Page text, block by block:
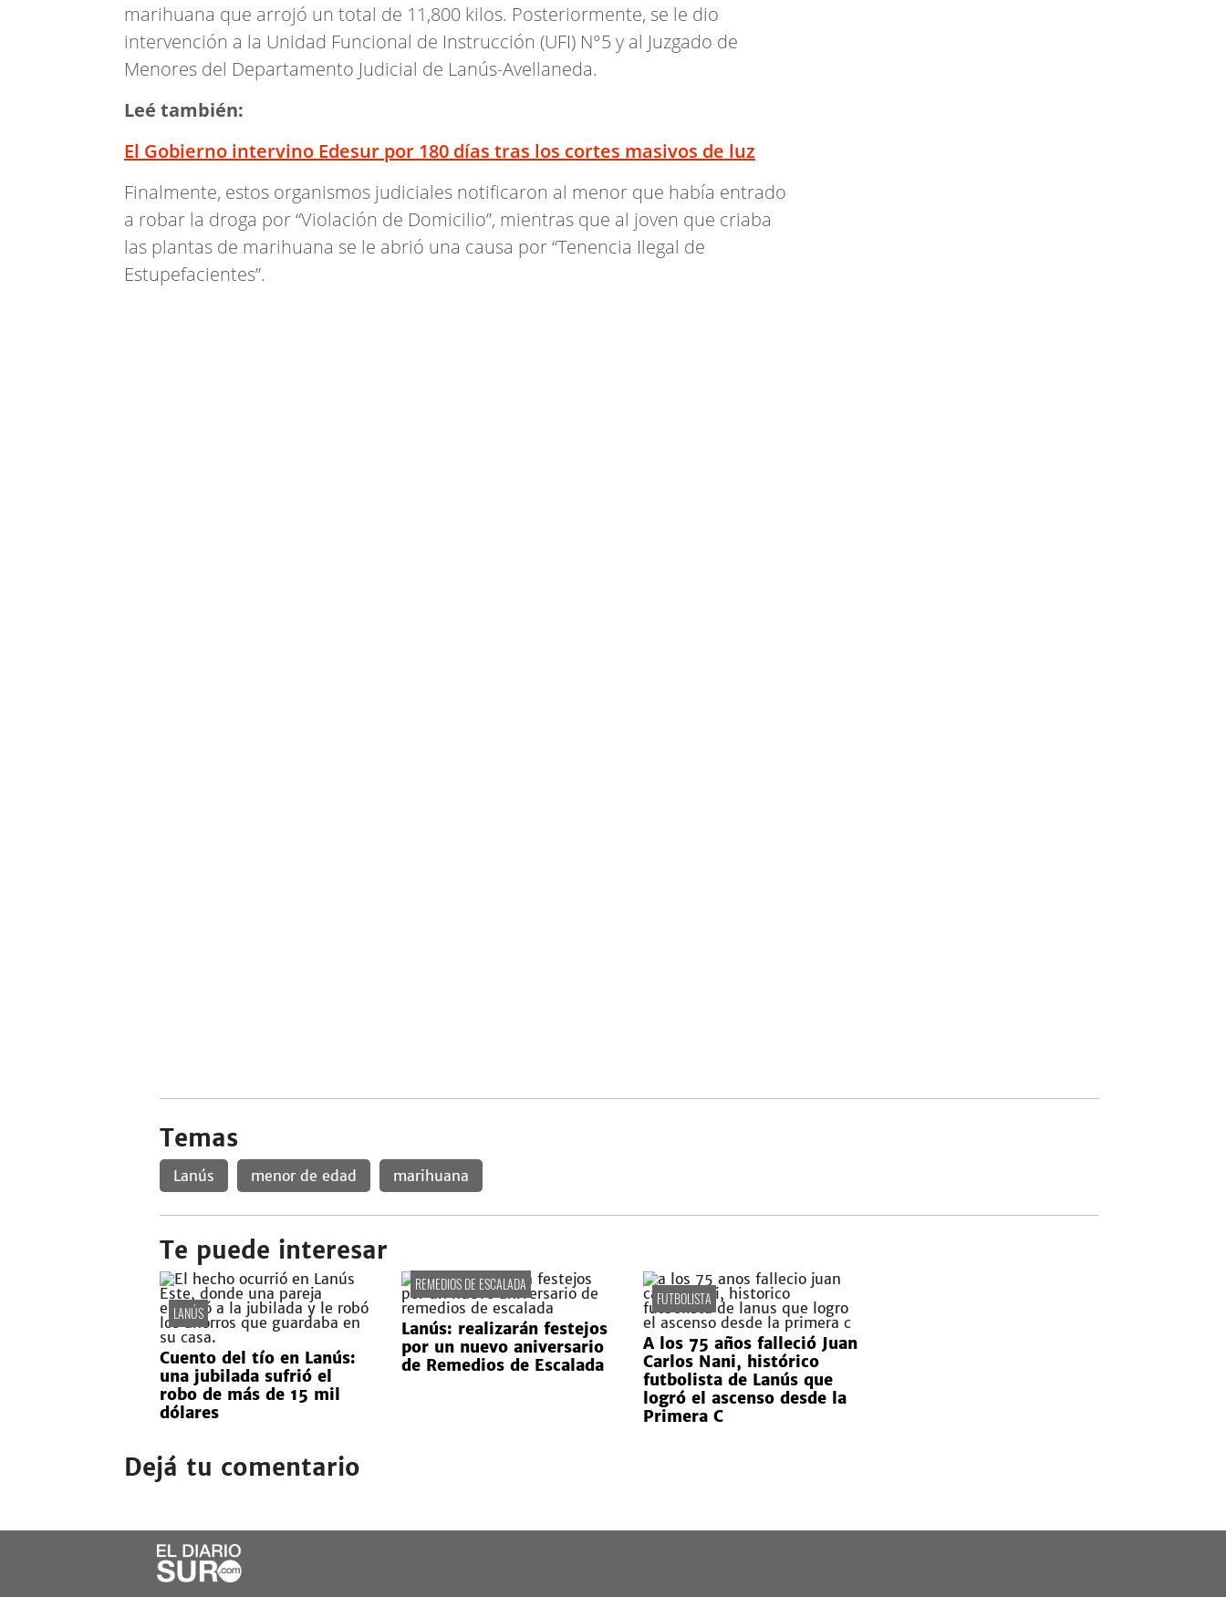
marihuana que arrojó un total de 11,800 kilos. Posteriormente, se le dio
intervención a la Unidad Funcional de Instrucción (UFI) N°5 y al Juzgado de
Menores del Departamento Judicial de Lanús-Avellaneda.
Leé también:
El Gobierno intervino Edesur por 180 días tras los cortes masivos de luz
Finalmente, estos organismos judiciales notificaron al menor que había entrado
a robar la droga por “Violación de Domicilio”, mientras que al joven que criaba
las plantas de marihuana se le abrió una causa por “Tenencia Ilegal de
Estupefacientes”.
Temas
Lanús menor de edad marihuana
Te puede interesar
LANÚS
Cuento del tío en Lanús:
una jubilada sufrió el
robo de más de 15 mil
dólares
REMEDIOS DE ESCALADA
Lanús: realizarán festejos
por un nuevo aniversario
de Remedios de Escalada
FUTBOLISTA
A los 75 años falleció Juan
Carlos Nani, histórico
futbolista de Lanús que
logró el ascenso desde la
Primera C
Dejá tu comentario